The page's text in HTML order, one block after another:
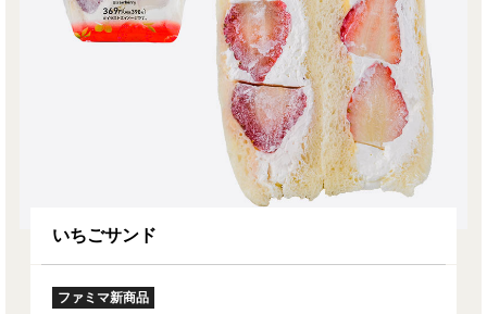
いちごサンド
ファミマ新商品